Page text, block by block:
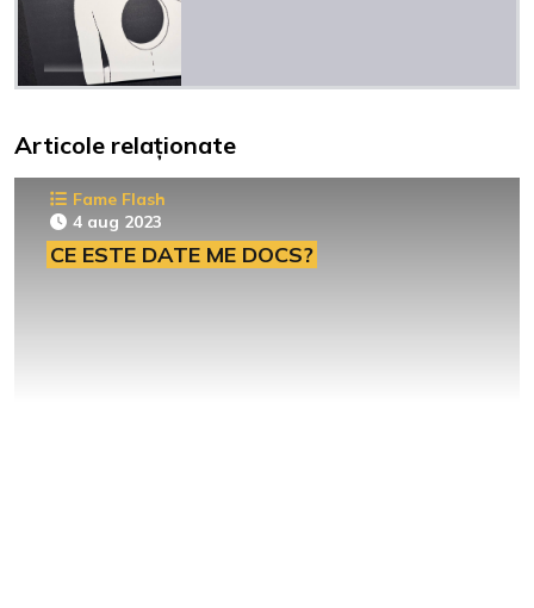
Articole relaționate
Fame Flash
4 aug 2023
CE ESTE DATE ME DOCS?